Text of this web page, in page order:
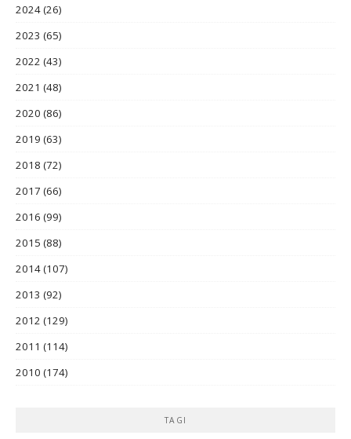
2024(26)
2023 (65)
2022 (43)
2021 (48)
2020 (86)
2019 (63)
2018 (72)
2017 (66)
2016 (99)
2015 (88)
2014(107)
2013 (92)
2012 (129)
2011 (114)
2010 (174)
TAGI